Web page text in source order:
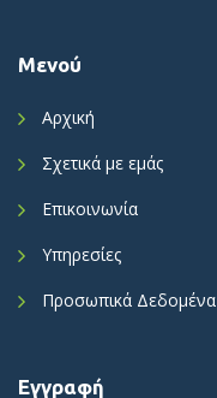
Μενού
Αρχική
Σχετικά με εμάς
Επικοινωνία
Υπηρεσίες
Προσωπικά Δεδομένα
Εγγραφή